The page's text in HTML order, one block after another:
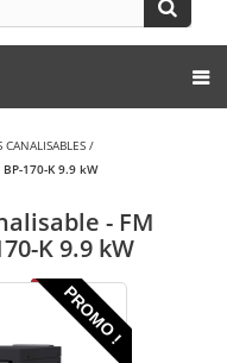
CANALISABLES /
170-K 9.9 kW
- FM
K 9.9 kW
PROMO !